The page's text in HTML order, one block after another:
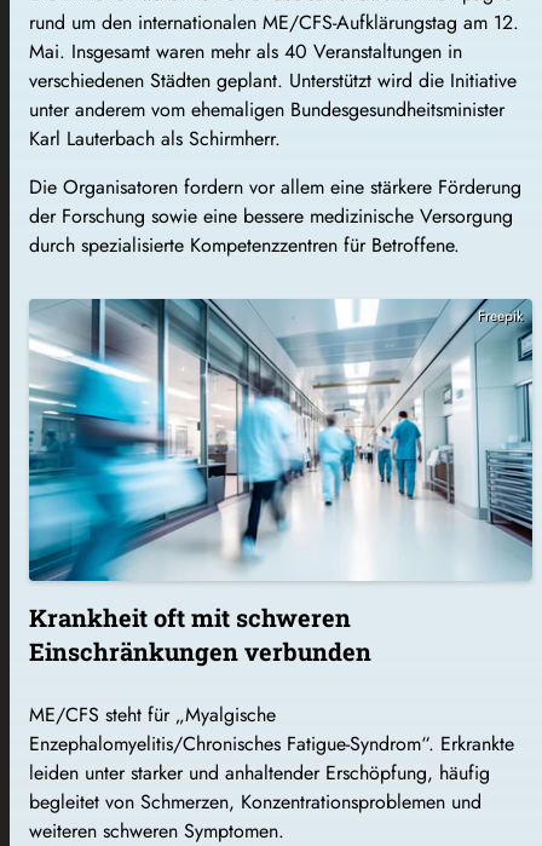
rund um den internationalen ME/CFS-Aufklärungstag am 12.
Mai. Insgesamt waren mehr als 40 Veranstaltungen in
verschiedenen Städten geplant. Unterstützt wird die Initiative
unter anderem vom ehemaligen Bundesgesundheitsminister
Karl Lauterbach als Schirmherr.
Die Organisatoren fordern vor allem eine stärkere Förderung
der Forschung sowie eine bessere medizinische Versorgung
durch spezialisierte Kompetenzzentren für Betroffene.
Freepik
Krankheit oft mit schweren
Einschränkungen verbunden
ME/CFS steht für „Myalgische
Enzephalomyelitis/Chronisches Fatigue-Syndrom“. Erkrankte
leiden unter starker und anhaltender Erschöpfung, häufig
begleitet von Schmerzen, Konzentrationsproblemen und
weiteren schweren Symptomen.